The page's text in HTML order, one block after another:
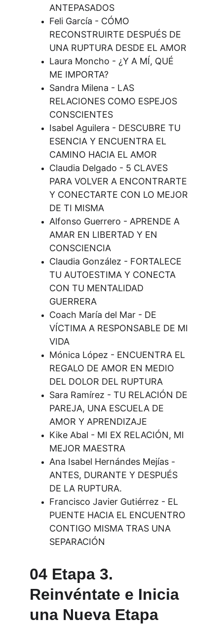
ANTEPASADOS
Feli García - CÓMO
RECONSTRUIRTE DESPUÉS DE
UNA RUPTURA DESDE EL AMOR
Laura Moncho - ¿Y A MÍ, QUÉ
ME IMPORTA?
Sandra Milena - LAS
RELACIONES COMO ESPEJOS
CONSCIENTES
Isabel Aguilera - DESCUBRE TU
ESENCIA Y ENCUENTRA EL
CAMINO HACIA EL AMOR
Claudia Delgado - 5 CLAVES
PARA VOLVER A ENCONTRARTE
Y CONECTARTE CON LO MEJOR
DE TI MISMA
Alfonso Guerrero - APRENDE A
AMAR EN LIBERTAD Y EN
CONSCIENCIA
Claudia González - FORTALECE
TU AUTOESTIMA Y CONECTA
CON TU MENTALIDAD
GUERRERA
Coach María del Mar - DE
VÍCTIMA A RESPONSABLE DE MI
VIDA
Mónica López - ENCUENTRA EL
REGALO DE AMOR EN MEDIO
DEL DOLOR DEL RUPTURA
Sara Ramírez - TU RELACIÓN DE
PAREJA, UNA ESCUELA DE
AMOR Y APRENDIZAJE
Kike Abal - MI EX RELACIÓN, MI
MEJOR MAESTRA
Ana Isabel Hernándes Mejías -
ANTES, DURANTE Y DESPUÉS
DE LA RUPTURA.
Francisco Javier Gutiérrez - EL
PUENTE HACIA EL ENCUENTRO
CONTIGO MISMA TRAS UNA
SEPARACIÓN
04 Etapa 3.
Reinvéntate e Inicia
una Nueva Etapa